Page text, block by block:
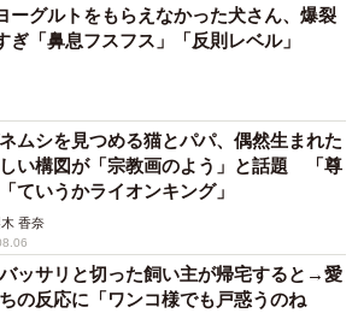
ーグルトをもらえなかった犬さん、爆裂
ぎ「鼻息フスフス」「反則レベル」
ムシを見つめる猫とパパ、偶然生まれた
い構図が「宗教画のよう」と話題 「尊
ていうかライオンキング」
香奈
ッサリと切った飼い主が帰宅すると→愛
の反応に「ワンコ様でも戸惑うのね